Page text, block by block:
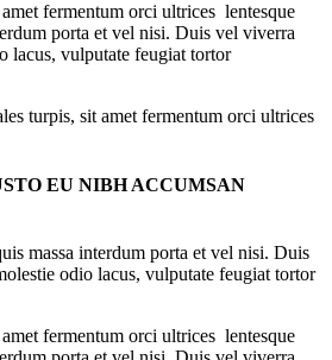
fermentum orci ultrices lentesque
porta et vel nisi. Duis vel viverra
lacus, vulputate feugiat tortor
turpis, sit amet fermentum orci ultrices
EU NIBH ACCUMSAN
massa interdum porta et vel nisi. Duis
odio lacus, vulputate feugiat tortor
fermentum orci ultrices lentesque